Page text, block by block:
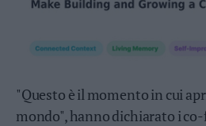
Sole
–
–
Rendena
"Questo è il momento in cui
mondo", hanno dichiarato i